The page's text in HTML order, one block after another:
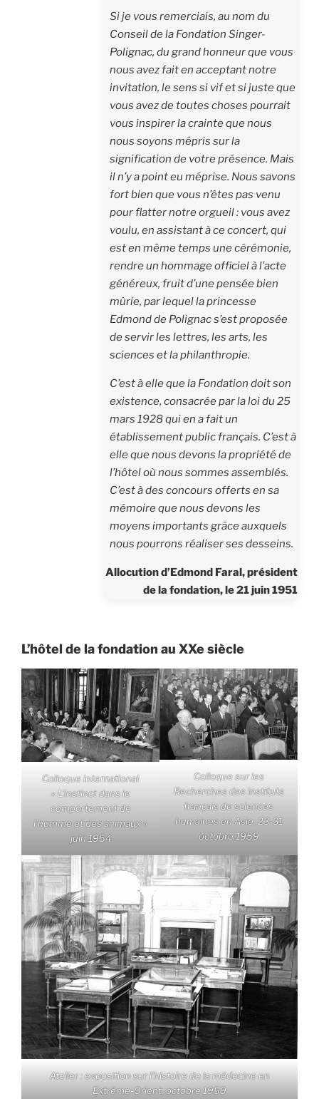
Si je vous remerciais, au nom du
Conseil de la Fondation Singer-
Polignac, du grand honneur que vous
nous avez fait en acceptant notre
invitation, le sens si vif et si juste que
vous avez de toutes choses pourrait
vous inspirer la crainte que nous
nous soyons mépris sur la
signification de votre présence. Mais
il n’y a point eu méprise. Nous savons
fort bien que vous n’êtes pas venu
pour flatter notre orgueil : vous avez
voulu, en assistant à ce concert, qui
est en même temps une cérémonie,
rendre un hommage officiel à l’acte
généreux, fruit d’une pensée bien
mûrie, par lequel la princesse
Edmond de Polignac s’est proposée
de servir les lettres, les arts, les
sciences et la philanthropie.
C’est à elle que la Fondation doit son
existence, consacrée par la loi du 25
mars 1928 qui en a fait un
établissement public français. C’est à
elle que nous devons la propriété de
l’hôtel où nous sommes assemblés.
C’est à des concours offerts en sa
mémoire que nous devons les
moyens importants grâce auxquels
nous pourrons réaliser ses desseins.
Allocution d’Edmond Faral, président
de la fondation, le 21 juin 1951
L’hôtel de la fondation au XXe siècle
Colloque international
« L’instinct dans le
comportement de
l’homme et des animaux »
juin 1954
Colloque sur les
Recherches des instituts
français de sciences
humaines en Asie, 23-31
octobre 1959
Atelier : exposition sur l’histoire de la médecine en
Extrême-Orient, octobre 1959